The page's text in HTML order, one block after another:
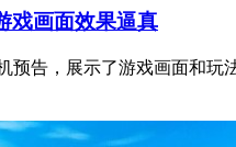
戏画面效果逼真
预告，展示了游戏画面和玩